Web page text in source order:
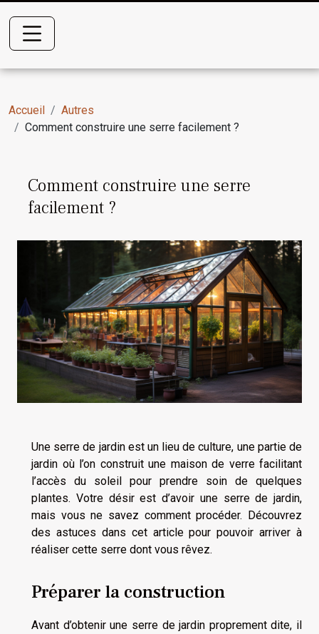
Accueil
Autres
Comment construire une serre facilement ?
Comment construire une serre
facilement ?
Une serre de jardin est un lieu de culture, une partie de
jardin où l’on construit une maison de verre facilitant
l’accès du soleil pour prendre soin de quelques
plantes. Votre désir est d’avoir une serre de jardin,
mais vous ne savez comment procéder. Découvrez
des astuces dans cet article pour pouvoir arriver à
réaliser cette serre dont vous rêvez.
Préparer la construction
Avant d’obtenir une serre de jardin proprement dite, il